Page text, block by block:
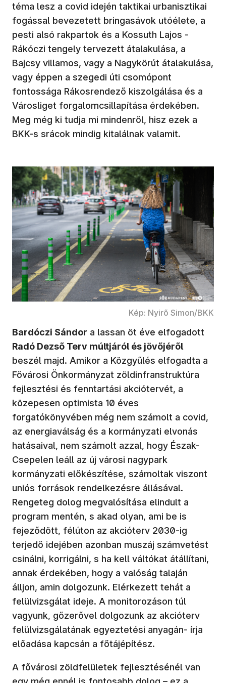
téma lesz a covid idején taktikai urbanisztikai
fogással bevezetett bringasávok utóélete, a
pesti alsó rakpartok és a Kossuth Lajos -
Rákóczi tengely tervezett átalakulása, a
Bajcsy villamos, vagy a Nagykörút átalakulása,
vagy éppen a szegedi úti csomópont
fontossága Rákosrendező kiszolgálása és a
Városliget forgalomcsillapítása érdekében.
Meg még ki tudja mi mindenről, hisz ezek a
BKK-s srácok mindig kitalálnak valamit.
Kép: Nyirő Simon/BKK
Bardóczi Sándor a lassan öt éve elfogadott
Radó Dezső Terv múltjáról és jövőjéről
beszél majd. Amikor a Közgyűlés elfogadta a
Fővárosi Önkormányzat zöldinfranstruktúra
fejlesztési és fenntartási akciótervét, a
közepesen optimista 10 éves
forgatókönyvében még nem számolt a covid,
az energiaválság és a kormányzati elvonás
hatásaival, nem számolt azzal, hogy Észak-
Csepelen leáll az új városi nagypark
kormányzati előkészítése, számoltak viszont
uniós források rendelkezésre állásával.
Rengeteg dolog megvalósítása elindult a
program mentén, s akad olyan, ami be is
fejeződött, félúton az akcióterv 2030-ig
terjedő idejében azonban muszáj számvetést
csinálni, korrigálni, s ha kell váltókat átállítani,
annak érdekében, hogy a valóság talaján
álljon, amin dolgozunk. Elérkezett tehát a
felülvizsgálat ideje. A monitorozáson túl
vagyunk, gőzerővel dolgozunk az akcióterv
felülvizsgálatának egyeztetési anyagán- írja
előadása kapcsán a főtájépítész.
A fővárosi zöldfelületek fejlesztésénél van